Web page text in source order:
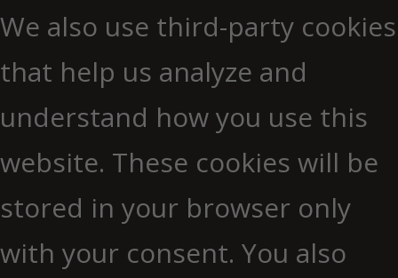
We also use third-party cookies
that help us analyze and
understand how you use this
website. These cookies will be
stored in your browser only
with your consent. You also